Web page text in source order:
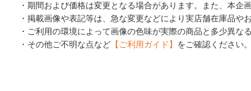
・期間および価格は変更となる場合があります。また、本企
・掲載画像や表記等は、急な変更などにより実店舗在庫品や
・ご利用の環境によって画像の色味が実際の商品と多少異な
・その他ご不明な点など 【ご利用ガイド】 をご確認ください。